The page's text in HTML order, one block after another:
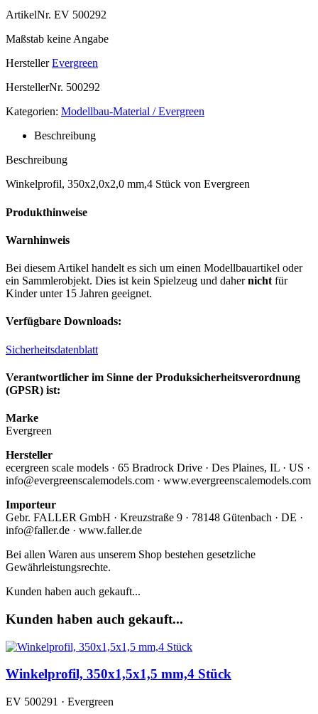
ArtikelNr. EV 500292
Maßstab keine Angabe
Hersteller Evergreen
HerstellerNr. 500292
Kategorien: Modellbau-Material / Evergreen
Beschreibung
Beschreibung
Winkelprofil, 350x2,0x2,0 mm,4 Stück von Evergreen
Produkthinweise
Warnhinweis
Bei diesem Artikel handelt es sich um einen Modellbauartikel oder
ein Sammlerobjekt. Dies ist kein Spielzeug und dahernicht für
Kinder unter 15 Jahren geeignet.
Verfügbare Downloads:
Sicherheitsdatenblatt
Verantwortlicher im Sinne der Produksicherheitsverordnung
(GPSR) ist:
Marke
Evergreen
Hersteller
ecergreen scale models · 65 Bradrock Drive · Des Plaines, IL · US ·
info@evergreenscalemodels.com · www.evergreenscalemodels.com
Importeur
Gebr. FALLER GmbH · Kreuzstraße 9 · 78148 Gütenbach · DE ·
info@faller.de · www.faller.de
Bei allen Waren aus unserem Shop bestehen gesetzliche
Gewährleistungsrechte.
Kunden haben auch gekauft...
Kunden haben auch gekauft...
Winkelprofil, 350x1,5x1,5 mm,4 Stück
EV 500291 · Evergreen